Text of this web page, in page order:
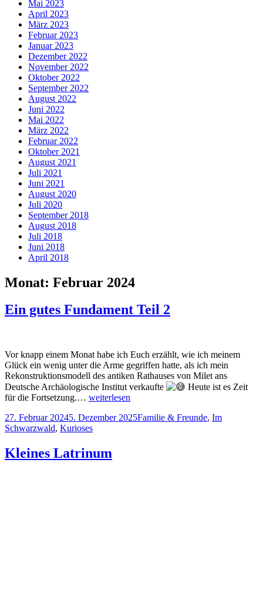
Mai 2023
April 2023
März 2023
Februar 2023
Januar 2023
Dezember 2022
November 2022
Oktober 2022
September 2022
August 2022
Juni 2022
Mai 2022
März 2022
Februar 2022
Oktober 2021
August 2021
Juli 2021
Juni 2021
August 2020
Juli 2020
September 2018
August 2018
Juli 2018
Juni 2018
April 2018
Monat: Februar 2024
Ein gutes Fundament Teil 2
Vor knapp einem Monat habe ich Euch erzählt, wie ich meinem
Glück ein wenig unter die Arme gegriffen hatte, als ich mein
Rekonstruktionsmodell des antiken Rathauses von Milet ans
Deutsche Archäologische Institut verkaufte
Heute ist es Zeit
für die Fortsetzung.… weiterlesen
Veröffentlicht
am
27. Februar 20245. Dezember 2025Kategorien
Familie & Freunde, Im
Schwarzwald, Kurioses
Kleines Latrinum